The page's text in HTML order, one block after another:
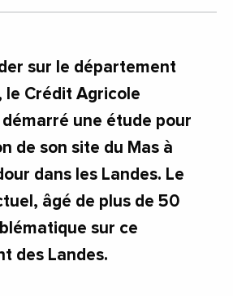
sur le département
le Crédit Agricole
une étude pour
de son site du Mas à
dans les Landes. Le
âgé de plus de 50
sur ce
des Landes.